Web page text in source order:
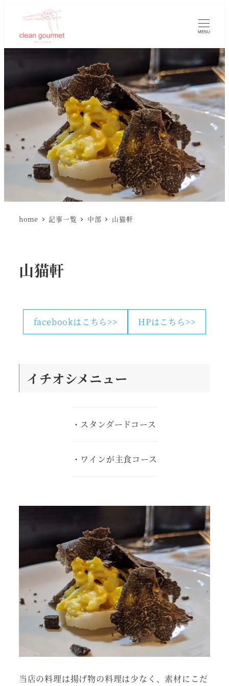
MENU
home 記事一覧 中部 山猫軒
山猫軒
facebookはこちら>> HPはこちら>>
イチオシメニュー
・スタンダードコース
・ワインが主食コース
当店の料理は揚げ物の料理は少なく、素材にこだ